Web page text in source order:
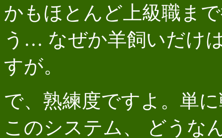
かもほとんど上級職ま
う… なぜか羊飼いだけ
すが。
で、熟練度ですよ。単
このシステム、 どうな